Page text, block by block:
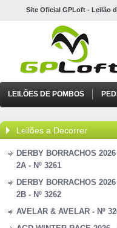
Site Oficial GPLoft - Leilão
LEILÕES DE POMBOS
Leilões a Decorrer
DERBY BORRACHOS
2A - Nº 3261
DERBY BORRACHOS
2B - Nº 3262
AVELAR & AVELAR - Nº